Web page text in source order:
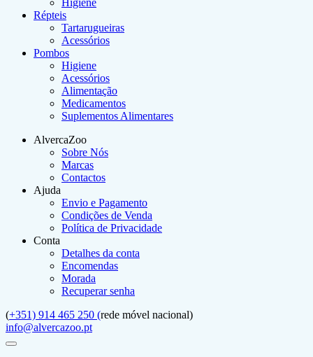
Higiene
Répteis
Tartarugueiras
Acessórios
Pombos
Higiene
Acessórios
Alimentação
Medicamentos
Suplementos Alimentares
AlvercaZoo
Sobre Nós
Marcas
Contactos
Ajuda
Envio e Pagamento
Condições de Venda
Política de Privacidade
Conta
Detalhes da conta
Encomendas
Morada
Recuperar senha
(+351) 914 465 250 (rede móvel nacional)
info@alvercazoo.pt